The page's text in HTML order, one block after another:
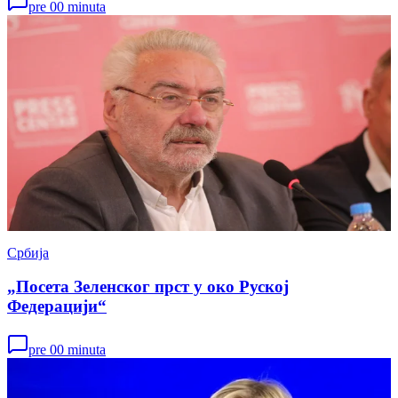
pre 00 minuta
Србија
„Посета Зеленског прст у око Руској
Федерацији“
pre 00 minuta